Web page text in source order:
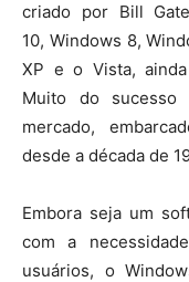
criado por Bill
10, Windows 8,
XP e o Vista,
Muito do
mercado,
desde a década de
Embora seja um
com a
usuários, o